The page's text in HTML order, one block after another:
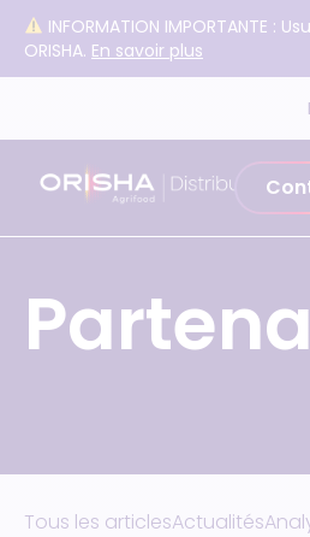
Aller au contenu
INFORMATION IMPORTANTE :
ORISHA. En savoir plus
Tous les articlesActualités